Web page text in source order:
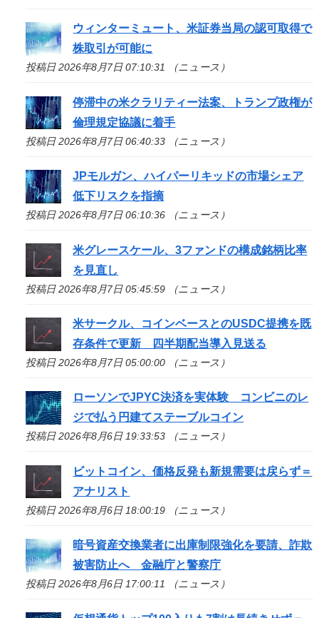
ウィンターミュート、米証券当局の認可取得で
株取引が可能に
投稿日 2026年8月7日 07:10:31 （ニュース）
停滞中の米クラリティー法案、トランプ政権が
倫理規定協議に着手
投稿日 2026年8月7日 06:40:33 （ニュース）
JPモルガン、ハイパーリキッドの市場シェア
低下リスクを指摘
投稿日 2026年8月7日 06:10:36 （ニュース）
米グレースケール、3ファンドの構成銘柄比率
を見直し
投稿日 2026年8月7日 05:45:59 （ニュース）
米サークル、コインベースとのUSDC提携を既
存条件で更新 四半期配当導入見送る
投稿日 2026年8月7日 05:00:00 （ニュース）
ローソンでJPYC決済を実体験 コンビニのレ
ジで払う円建てステーブルコイン
投稿日 2026年8月6日 19:33:53 （ニュース）
ビットコイン、価格反発も新規需要は戻らず＝
アナリスト
投稿日 2026年8月6日 18:00:19 （ニュース）
暗号資産交換業者に出庫制限強化を要請、詐欺
被害防止へ 金融庁と警察庁
投稿日 2026年8月6日 17:00:11 （ニュース）